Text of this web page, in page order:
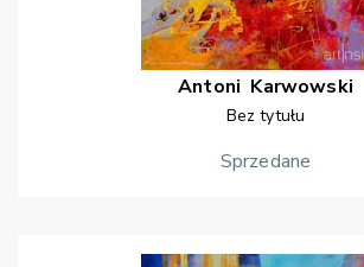
Antoni Karwowski
Bez tytułu
Sprzedane